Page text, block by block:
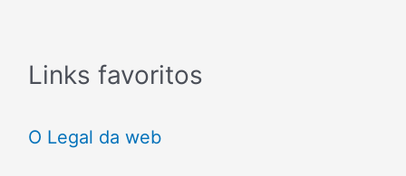
Links favoritos
O Legal da web